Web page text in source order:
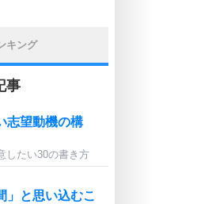
キング
事
志望動機の構
したい30の書き方
」と思い込むこ